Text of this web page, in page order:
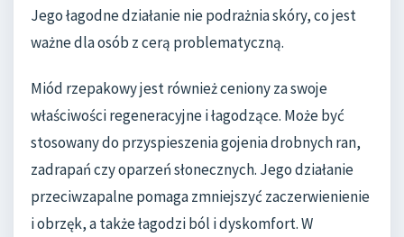
Jego łagodne działanie nie podrażnia skóry, co jest
ważne dla osób z cerą problematyczną.
Miód rzepakowy jest również ceniony za swoje
właściwości regeneracyjne i łagodzące. Może być
stosowany do przyspieszenia gojenia drobnych ran,
zadrapań czy oparzeń słonecznych. Jego działanie
przeciwzapalne pomaga zmniejszyć zaczerwienienie
i obrzęk, a także łagodzi ból i dyskomfort. W